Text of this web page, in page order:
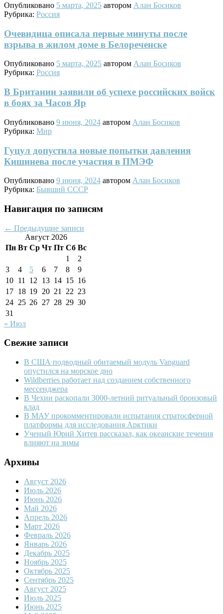
Опубликовано 5 марта, 2025 автором Алан Босиков
Рубрика: Россия
Очевидица описала первые минуты после
взрыва в жилом доме в Белореченске
Опубликовано 5 марта, 2025 автором Алан Босиков
Рубрика: Россия
В Британии заявили об успехе российских войск
в боях за Часов Яр
Опубликовано 9 июня, 2024 автором Алан Босиков
Рубрика: Мир
Гуцул допустила новые попытки давления
Кишинева после участия в ПМЭФ
Опубликовано 9 июня, 2024 автором Алан Босиков
Рубрика: Бывший СССР
Навигация по записям
← Предыдущие записи
Август 2026
Пн Вт Ср Чт Пт Сб Вс
1
2
3
4 5 6 7 8
9
10 11 12 13 14 15 16
17 18 19 20 21 22 23
24 25 26 27 28 29 30
31
« Июл
Свежие записи
В США подводный обитаемый модуль Vanguard
опустился на морское дно
Wildberries работает над созданием собственного
мессенджера
В Чехии раскопали 3000-летний ритуальный бронзовый
клад
В МАУ прокомментировали испытания стратосферной
платформы для исследования Арктики
Ученый Юрий Хитев рассказал, как океанские течения
влияют на зимы
Архивы
Август 2026
Июль 2026
Июнь 2026
Май 2026
Апрель 2026
Март 2026
Февраль 2026
Январь 2026
Декабрь 2025
Ноябрь 2025
Октябрь 2025
Сентябрь 2025
Август 2025
Июль 2025
Июнь 2025